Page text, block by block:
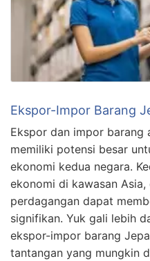
Ekspor-Impor Barang
Ekspor dan impor barang
memiliki potensi besar
ekonomi kedua negara.
ekonomi di kawasan
perdagangan dapat
signifikan. Yuk gali lebih
ekspor-impor barang
tantangan yang mungkin